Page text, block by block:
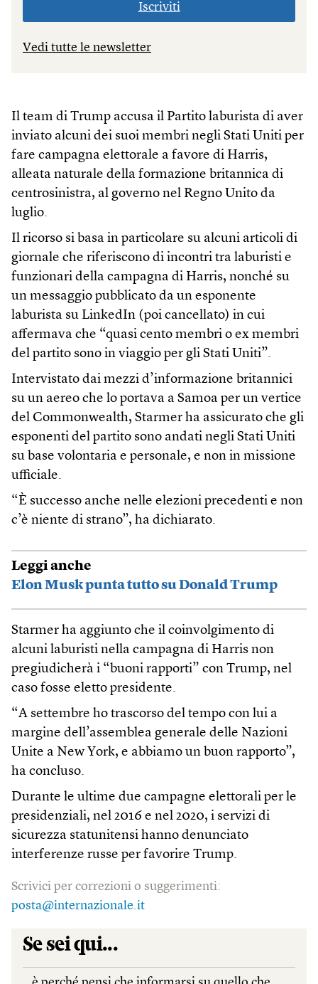
Iscriviti
Vedi tutte le newsletter
Il team di Trump accusa il Partito laburista di aver
inviato alcuni dei suoi membri negli Stati Uniti per
fare campagna elettorale a favore di Harris,
alleata naturale della formazione britannica di
centrosinistra, al governo nel Regno Unito da
luglio.
Il ricorso si basa in particolare su alcuni articoli di
giornale che riferiscono di incontri tra laburisti e
funzionari della campagna di Harris, nonché su
un messaggio pubblicato da un esponente
laburista su LinkedIn (poi cancellato) in cui
affermava che “quasi cento membri o ex membri
del partito sono in viaggio per gli Stati Uniti”.
Intervistato dai mezzi d’informazione britannici
su un aereo che lo portava a Samoa per un vertice
del Commonwealth, Starmer ha assicurato che gli
esponenti del partito sono andati negli Stati Uniti
su base volontaria e personale, e non in missione
ufficiale.
“È successo anche nelle elezioni precedenti e non
c’è niente di strano”, ha dichiarato.
Leggi anche
Elon Musk punta tutto su Donald Trump
Starmer ha aggiunto che il coinvolgimento di
alcuni laburisti nella campagna di Harris non
pregiudicherà i “buoni rapporti” con Trump, nel
caso fosse eletto presidente.
“A settembre ho trascorso del tempo con lui a
margine dell’assemblea generale delle Nazioni
Unite a New York, e abbiamo un buon rapporto”,
ha concluso.
Durante le ultime due campagne elettorali per le
presidenziali, nel 2016 e nel 2020, i servizi di
sicurezza statunitensi hanno denunciato
interferenze russe per favorire Trump.
Scrivici per correzioni o suggerimenti:
posta@internazionale.it